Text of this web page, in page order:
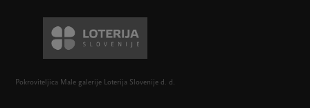
Pokroviteljica Male galerije Loterija Slovenije d. d.